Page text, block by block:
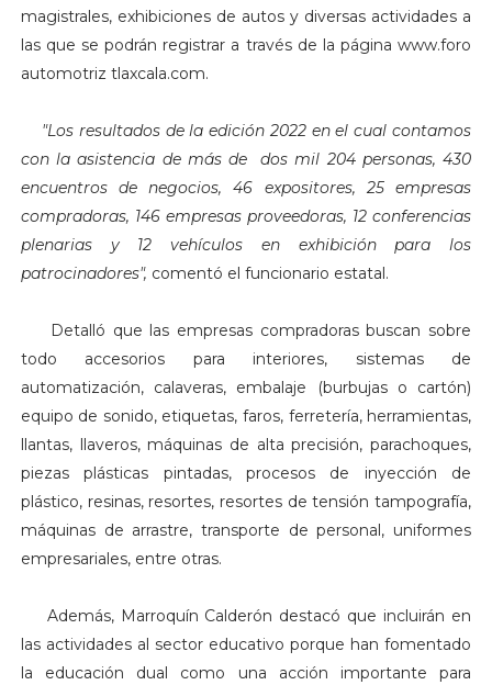
magistrales, exhibiciones de autos y diversas actividades a
las que se podrán registrar a través de la página www.foro
automotriz tlaxcala.com.
"Los resultados de la edición 2022 en el cual contamos
con la asistencia de más de dos mil 204 personas, 430
encuentros de negocios, 46 expositores, 25 empresas
compradoras, 146 empresas proveedoras, 12 conferencias
plenarias y 12 vehículos en exhibición para los
patrocinadores", comentó el funcionario estatal.
Detalló que las empresas compradoras buscan sobre
todo accesorios para interiores, sistemas de
automatización, calaveras, embalaje (burbujas o cartón)
equipo de sonido, etiquetas, faros, ferretería, herramientas,
llantas, llaveros, máquinas de alta precisión, parachoques,
piezas plásticas pintadas, procesos de inyección de
plástico, resinas, resortes, resortes de tensión tampografía,
máquinas de arrastre, transporte de personal, uniformes
empresariales, entre otras.
Además, Marroquín Calderón destacó que incluirán en
las actividades al sector educativo porque han fomentado
la educación dual como una acción importante para